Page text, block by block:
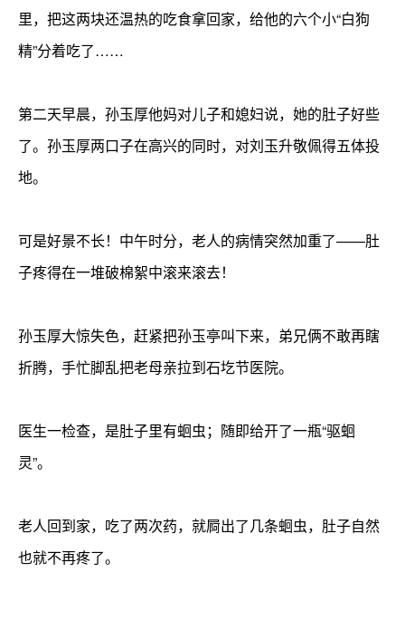
里，把这两块还温热的吃食拿回家，给他的六个小“白狗
精”分着吃了……
第二天早晨，孙玉厚他妈对儿子和媳妇说，她的肚子好些
了。孙玉厚两口子在高兴的同时，对刘玉升敬佩得五体投
地。
可是好景不长！中午时分，老人的病情突然加重了——肚
子疼得在一堆破棉絮中滚来滚去！
孙玉厚大惊失色，赶紧把孙玉亭叫下来，弟兄俩不敢再瞎
折腾，手忙脚乱把老母亲拉到石圪节医院。
医生一检查，是肚子里有蛔虫；随即给开了一瓶“驱蛔
灵”。
老人回到家，吃了两次药，就屙出了几条蛔虫，肚子自然
也就不再疼了。